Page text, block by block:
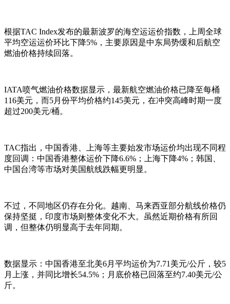
根据TAC Index发布的最新波罗的海空运运价指数，上周全球
平均空运运价环比下降5%，主要原因是中东局势缓和后航空
燃油价格持续回落。
IATA喷气燃油价格数据显示，最新航空燃油价格已降至每桶
116美元，而5月份平均价格约145美元，在冲突高峰时期一度
超过200美元/桶。
TAC指出，中国香港、上海等主要始发市场运价均出现不同程
度回调：中国香港整体运价下降6.6%；上海下降4%；韩国、
中国台湾等市场对美国航线跌幅更明显。
不过，不同地区仍存在分化。越南、马来西亚部分航线价格仍
保持坚挺，印度市场则整体变化不大。虽然近期价格有所回
调，但整体仍明显高于去年同期。
数据显示：中国香港至北美6月平均运价为7.71美元/公斤，较5
月上涨，并同比增长54.5%；月底价格已回落至约7.40美元/公
斤。